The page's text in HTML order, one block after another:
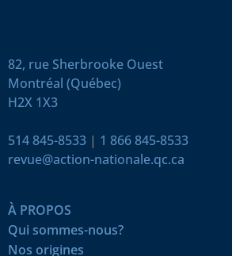
82, rue Sherbrooke Ouest
Montréal (Québec)
H2X 1X3
514 845-8533 | 1 866 845-8533
revue@action-nationale.qc.ca
À PROPOS
Qui sommes-nous?
Nos origines